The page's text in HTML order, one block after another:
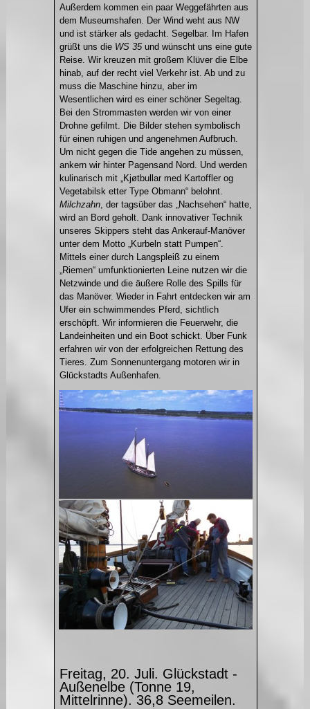
Außerdem kommen ein paar Weggefährten aus
dem Museumshafen. Der Wind weht aus NW
und ist stärker als gedacht. Segelbar. Im Hafen
grüßt uns die WS 35und wünscht uns eine gute
Reise. Wir kreuzen mit großem Klüver die Elbe
hinab, auf der recht viel Verkehr ist. Ab und zu
muss die Maschine hinzu, aber im
Wesentlichen wird es einer schöner Segeltag.
Bei den Strommasten werden wir von einer
Drohne gefilmt. Die Bilder stehen symbolisch
für einen ruhigen und angenehmen Aufbruch.
Um nicht gegen die Tide angehen zu müssen,
ankern wir hinter Pagensand Nord. Und werden
kulinarisch mit „Kjøtbullar med Kartoffler og
Vegetabilsk etter Type Obmann“ belohnt.
Milchzahn, der tagsüber das „Nachsehen“ hatte,
wird an Bord geholt. Dank innovativer Technik
unseres Skippers steht das Ankerauf-Manöver
unter dem Motto „Kurbeln statt Pumpen“.
Mittels einer durch Langspleiß zu einem
„Riemen“ umfunktionierten Leine nutzen wir die
Netzwinde und die äußere Rolle des Spills für
das Manöver. Wieder in Fahrt entdecken wir am
Ufer ein schwimmendes Pferd, sichtlich
erschöpft. Wir informieren die Feuerwehr, die
Landeinheiten und ein Boot schickt. Über Funk
erfahren wir von der erfolgreichen Rettung des
Tieres. Zum Sonnenuntergang motoren wir in
Glückstadts Außenhafen.
Freitag, 20. Juli. Glückstadt -
Außenelbe (Tonne 19,
Mittelrinne). 36,8 Seemeilen.